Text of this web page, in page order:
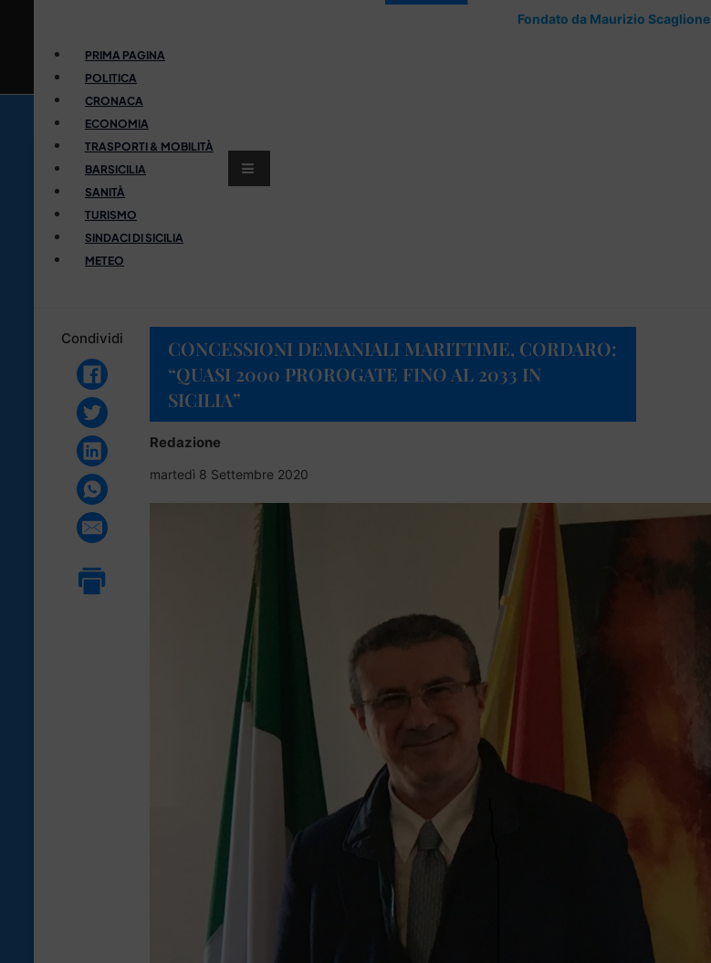
Fondato da Maurizio Scaglione
PRIMA PAGINA
POLITICA
CRONACA
ECONOMIA
TRASPORTI & MOBILITÀ
BARSICILIA
SANITÀ
TURISMO
SINDACI DI SICILIA
METEO
Condividi
CONCESSIONI DEMANIALI MARITTIME, CORDARO:
“QUASI 2000 PROROGATE FINO AL 2033 IN
SICILIA”
Redazione
martedì 8 Settembre 2020